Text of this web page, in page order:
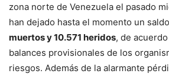
zona norte de Venezuela el pasado
han dejado hasta el momento un
muertos y 10.571 heridos, de
balances provisionales de los
riesgos. Además de la alarmante